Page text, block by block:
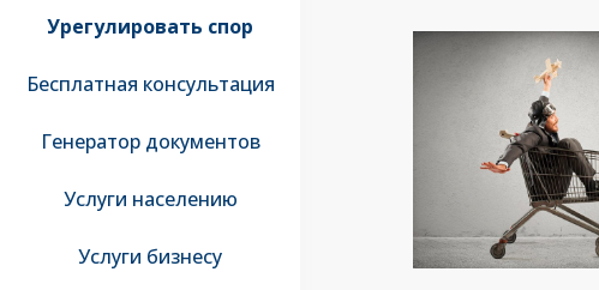
Урегулировать спор
Бесплатная консультация
Генератор документов
Услуги населению
Услуги бизнесу